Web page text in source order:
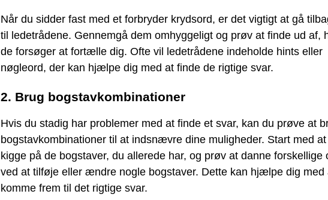
Når du sidder fast med et forbryder krydsord, er det vigtigt at gå
til ledetrådene. Gennemgå dem omhyggeligt og prøv at finde ud af,
de forsøger at fortælle dig. Ofte vil ledetrådene indeholde hints eller
nøgleord, der kan hjælpe dig med at finde de rigtige svar.
2. Brug bogstavkombinationer
Hvis du stadig har problemer med at finde et svar, kan du prøve at
bogstavkombinationer til at indsnævre dine muligheder. Start med at
kigge på de bogstaver, du allerede har, og prøv at danne forskellige
ved at tilføje eller ændre nogle bogstaver. Dette kan hjælpe dig med
komme frem til det rigtige svar.